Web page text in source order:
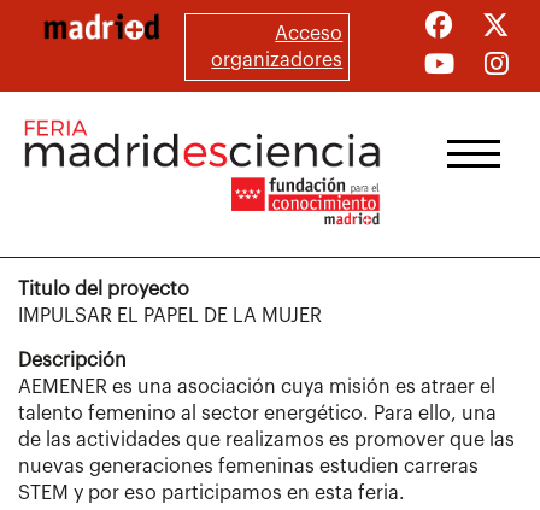
principal
Acceso
organizadores
Titulo del proyecto
IMPULSAR EL PAPEL DE LA MUJER
Descripción
AEMENER es una asociación cuya misión es atraer el
talento femenino al sector energético. Para ello, una
de las actividades que realizamos es promover que las
nuevas generaciones femeninas estudien carreras
STEM y por eso participamos en esta feria.